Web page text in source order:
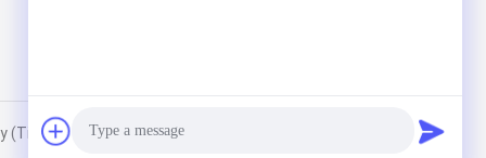
Limited. All Rights Reserved.